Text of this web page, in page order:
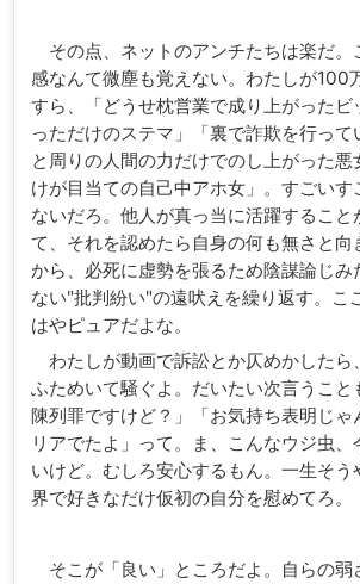
その点、ネットのアンチたちは楽だ。
感なんて微塵も覚えない。わたしが100
すら、「どうせ枕営業で成り上がったビ
っただけのステマ」「裏で詐欺を行って
と周りの人間の力だけでのし上がった
けが目当ての自己中アホ女」。すごいす
ないだろ。他人が真っ当に活躍すること
て、それを認めたら自身の何も無さと向
から、必死に虚勢を張るため陰謀論じみ
ない"批判紛い"の遠吠えを繰り返す。こ
はやピュアだよな。
わたしが動画で訴訟とか仄めかしたら
ふためいて騒ぐよ。だいたい次言うこと
陳列罪ですけど？」「お気持ち表明じゃ
リアでたよ」って。ま、こんなウジ虫、
いけど。むしろ安心するもん。一生そう
界で好きなだけ仮初の自分を慰めてろ。
そこが「良い」ところだよ。自らの弱